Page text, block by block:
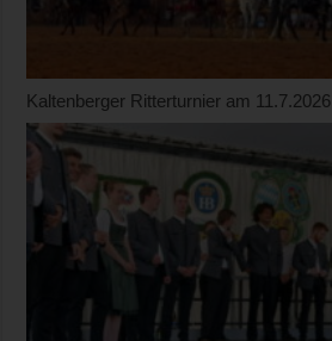
Kaltenberger Ritterturnier am 11.7.2026